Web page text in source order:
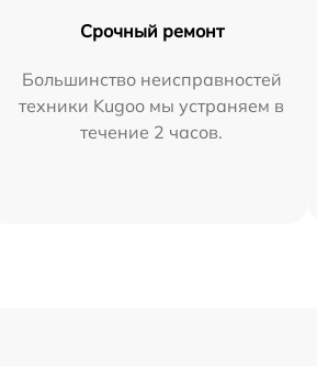
Срочный ремонт
Большинство неисправностей
техники Kugoo мы устраняем в
течение 2 часов.